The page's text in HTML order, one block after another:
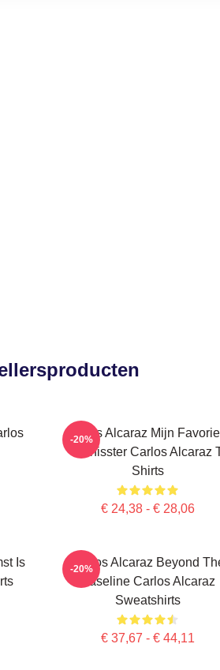
Carlos Alcaraz Mijn
Tennisster Carlos Alcaraz
Shirts
€ 24,38 - € 28,06
-20%
Is
Carlos Alcaraz Beyond
Baseline Carlos Alcaraz
Sweatshirts
€ 37,67 - € 44,11
-20%